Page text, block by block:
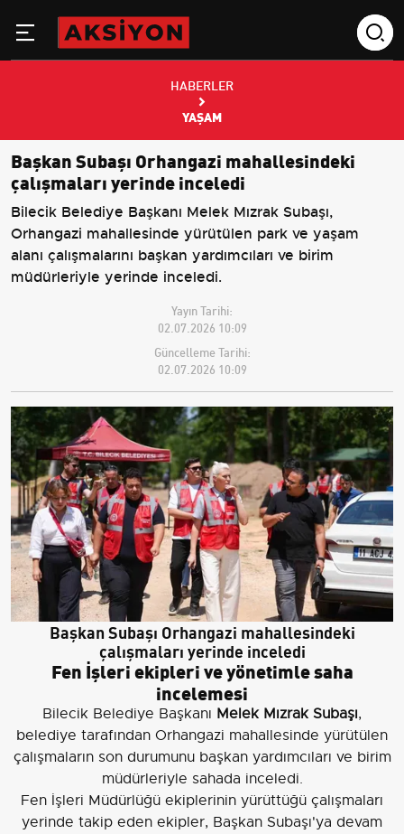
HABERLER
YAŞAM
Başkan Subaşı Orhangazi mahallesindeki
çalışmaları yerinde inceledi
Bilecik Belediye Başkanı Melek Mızrak Subaşı,
Orhangazi mahallesinde yürütülen park ve yaşam
alanı çalışmalarını başkan yardımcıları ve birim
müdürleriyle yerinde inceledi.
Yayın Tarihi:
02.07.2026 10:09
Güncelleme Tarihi:
02.07.2026 10:09
Başkan Subaşı Orhangazi mahallesindeki
çalışmaları yerinde inceledi
Fen İşleri ekipleri ve yönetimle saha
incelemesi
Bilecik Belediye Başkanı Melek Mızrak Subaşı,
belediye tarafından Orhangazi mahallesinde yürütülen
çalışmaların son durumunu başkan yardımcıları ve birim
müdürleriyle sahada inceledi.
Fen İşleri Müdürlüğü ekiplerinin yürüttüğü çalışmaları
yerinde takip eden ekipler, Başkan Subaşı'ya devam